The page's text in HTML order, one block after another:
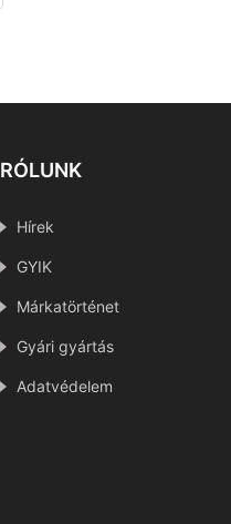
RÓLUNK
Hírek
GYIK
Márkatörténet
Gyári gyártás
Adatvédelem